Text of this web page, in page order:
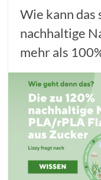
Wie kann das
nachhaltige
mehr als